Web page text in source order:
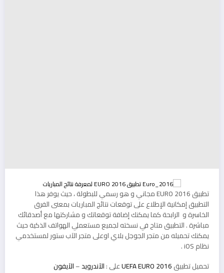
تطبيق EURO 2016 مجاني و هو رسمي للبطولة ، حيث يوفر هذا
التطبيق إمكانية الإطلاع على توقعات نتائج المباريات بمعنى الفرق
الخاسرة و الرابحة كما يمكنك إضافة توقعاتك و مشاركتها مع أصدقائك
مباشرة . التطبيق متاح في نسخته لجميع مستعملي الهواتف الذكية حيث
يمكنك تحميله من متجر الجوجل بلاي اوعلى متجر الآب ستور لمستخدمي
نظام iOS .
تحميل تطبيقUEFA EURO 2016على :الآندرويد–الآيفون